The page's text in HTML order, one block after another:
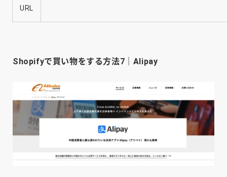
URL
Shopifyで買い物をする方法7｜Alipay